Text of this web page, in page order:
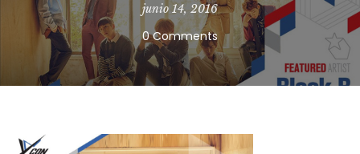
junio 14, 2016
0 Comments